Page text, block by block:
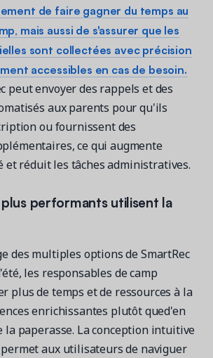
de faire gagner du temps au
mais aussi de s'assurer que les
sont collectées avec précision
accessibles en cas de besoin.
peut envoyer des rappels et des
aux parents pour qu'ils
ou fournissent des
ce qui augmente
et réduit les tâches administratives.
plus performants utilisent la
des multiples options de SmartRec
les responsables de camp
plus de temps et de ressources à la
enrichissantes plutôt qued'en
la paperasse. La conception intuitive
aux utilisateurs de naviguer